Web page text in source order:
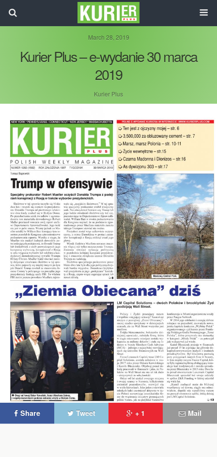
March 28, 2019
Kurier Plus – e-wydanie 30 marca
2019
Kurier Plus
Share Tweet + 1 Mail